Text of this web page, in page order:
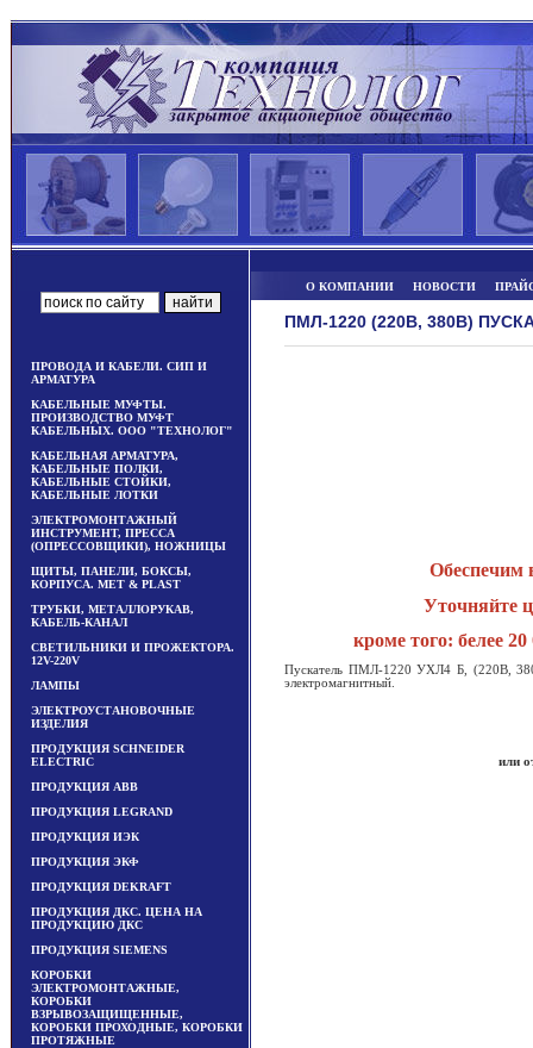
ПРОВОДА И КАБЕЛИ. СИП И
АРМАТУРА
КАБЕЛЬНЫЕ МУФТЫ.
ПРОИЗВОДСТВО МУФТ
КАБЕЛЬНЫХ. ООО "ТЕХНОЛОГ"
КАБЕЛЬНАЯ АРМАТУРА,
КАБЕЛЬНЫЕ ПОЛКИ,
КАБЕЛЬНЫЕ СТОЙКИ,
КАБЕЛЬНЫЕ ЛОТКИ
ЭЛЕКТРОМОНТАЖНЫЙ
ИНСТРУМЕНТ, ПРЕССА
(ОПРЕССОВЩИКИ), НОЖНИЦЫ
ЩИТЫ, ПАНЕЛИ, БОКСЫ,
КОРПУСА. MET & PLAST
ТРУБКИ, МЕТАЛЛОРУКАВ,
КАБЕЛЬ-КАНАЛ
СВЕТИЛЬНИКИ И ПРОЖЕКТОРА.
12V-220V
ЛАМПЫ
ЭЛЕКТРОУСТАНОВОЧНЫЕ
ИЗДЕЛИЯ
ПРОДУКЦИЯ SCHNEIDER
ELECTRIC
ПРОДУКЦИЯ ABB
ПРОДУКЦИЯ LEGRAND
ПРОДУКЦИЯ ИЭК
ПРОДУКЦИЯ ЭКФ
ПРОДУКЦИЯ DEKRAFT
ПРОДУКЦИЯ ДКС. ЦЕНА НА
ПРОДУКЦИЮ ДКС
ПРОДУКЦИЯ SIEMENS
КОРОБКИ
ЭЛЕКТРОМОНТАЖНЫЕ,
КОРОБКИ
ВЗРЫВОЗАЩИЩЕННЫЕ,
КОРОБКИ ПРОХОДНЫЕ, КОРОБКИ
ПРОТЯЖНЫЕ
О КОМПАНИИ НОВОСТИ
ПМЛ-1220 (220В, 380В)
Обеспечим
Уточняйте
кроме того: белее
Пускатель ПМЛ-1220 УХЛ4 Б, (220В,
электромагнитный.
или